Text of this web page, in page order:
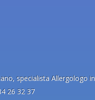
specialista Allergologo in
26 32 37